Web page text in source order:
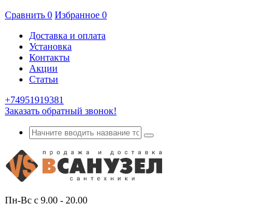
Сравнить 0 Избранное 0
Доставка и оплата
Установка
Контакты
Акции
Статьи
+74951919381
Заказать обратный звонок!
Пн-Вс с 9.00 - 20.00